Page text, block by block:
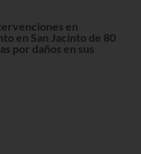
en
en San Jacinto de 80
por daños en sus